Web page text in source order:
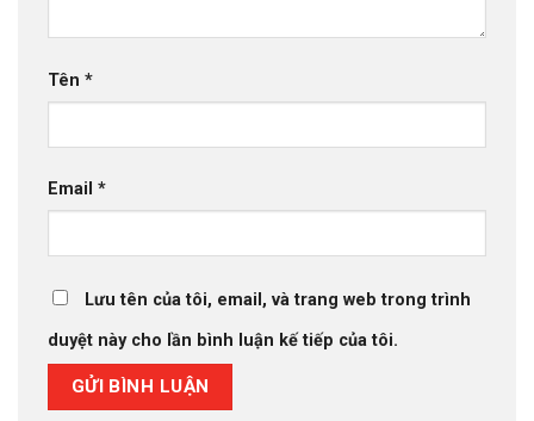
Tên *
Email *
Lưu tên của tôi, email, và trang web trong trình
duyệt này cho lần bình luận kế tiếp của tôi.